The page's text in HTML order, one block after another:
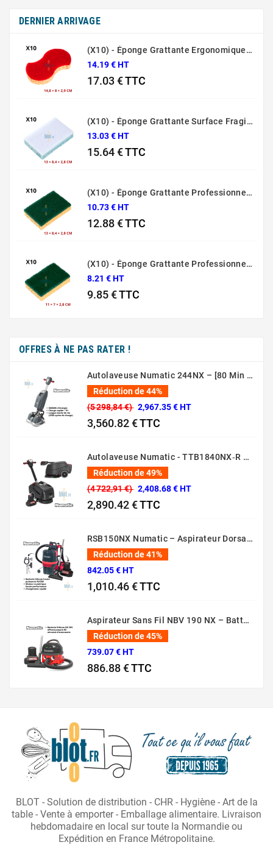
DERNIER ARRIVAGE
(X10) - Éponge Grattante Ergonomique Rouge Sponrex 92
14.19 € HT
17.03 €TTC
(X10) - Éponge Grattante Surface Fragile Bleue Sponrex 79
13.03 € HT
15.64 €TTC
(X10) - Éponge Grattante Professionnelle Sponrex 74
10.73 € HT
12.88 €TTC
(X10) - Éponge Grattante Professionnelle Sponrex 52
8.21 € HT
9.85 €TTC
OFFRES À NE PAS RATER !
Autolaveuse Numatic 244NX – [80 Min – 44 Cm – 36V]
Réduction de 44%
(5 298,84 €) 2,967.35 € HT
3,560.82 €TTC
Autolaveuse Numatic - TTB1840NX‑R – (Batterie 36 V, 18 L)
Réduction de 49%
(4 722,91 €) 2,408.68 € HT
2,890.42 €TTC
RSB150NX Numatic – Aspirateur Dorsal Pro [80 Min – 5L – 36V]
Réduction de 41%
842.05 € HT
1,010.46 €TTC
Aspirateur Sans Fil NBV 190 NX – Batterie 36V Professionnel
Réduction de 45%
739.07 € HT
886.88 €TTC
BLOT - Solution de distribution - CHR - Hygiène - Art de la
table - Vente à emporter - Emballage alimentaire. Livraison
hebdomadaire en local sur toute la Normandie ou
Expédition en France Métropolitaine.